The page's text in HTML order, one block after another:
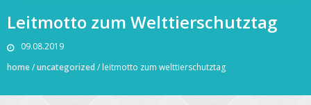
Leitmotto zum Welttierschutztag
09.08.2019
home/uncategorized / leitmotto zum welttierschutztag